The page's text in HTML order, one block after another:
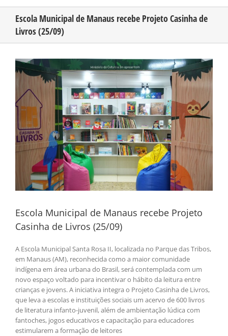
CONHEÇA O AMAZONAS
PUBLICIDADE
CONTATO
Escola Municipal de Manaus recebe Projeto Casinha de
Livros (25/09)
View
Larger
Escola Municipal de Manaus recebe Projeto
Casinha de Livros (25/09)
A Escola Municipal Santa Rosa II, localizada no Parque das Tribos,
em Manaus (AM), reconhecida como a maior comunidade
indígena em área urbana do Brasil, será contemplada com um
novo espaço voltado para incentivar o hábito da leitura entre
crianças e jovens. A iniciativa integra o Projeto Casinha de Livros,
que leva a escolas e instituições sociais um acervo de 600 livros
de literatura infanto-juvenil, além de ambientação lúdica com
fantoches, jogos educativos e capacitação para educadores
estimularem a formação de leitores